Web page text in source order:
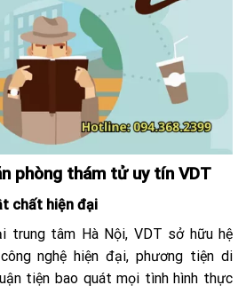
phòng thám tử uy tín VDT
chất hiện đại
trung tâm Hà Nội, VDT sở hữu hệ
nghệ hiện đại, phương tiện di
tiện bao quát mọi tình hình thực